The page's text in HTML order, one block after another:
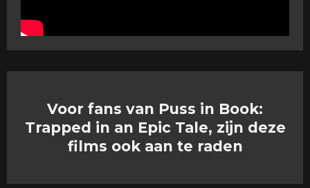
Voor fans van Puss in Book:
Trapped in an Epic Tale, zijn deze
films ook aan te raden